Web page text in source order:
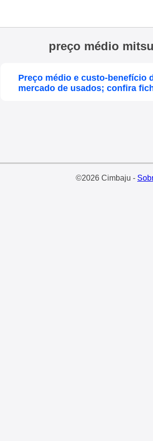
preço médio
Preço médio e custo-benefício
mercado de usados; confira
©2026 Cimbaju -